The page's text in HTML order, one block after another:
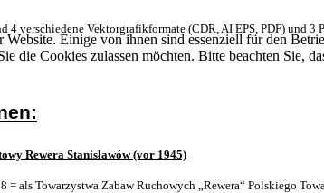
Einige von ihnen sind essenziell für den
die Cookies zulassen möchten. Bitte beachten Sie,
4 verschiedene Vektorgrafikformate (CDR, AI EPS, PDF) und 3
Rewera Stanisławów (vor 1945)
= als Towarzystwa Zabaw Ruchowych „Rewera“ Polskiego